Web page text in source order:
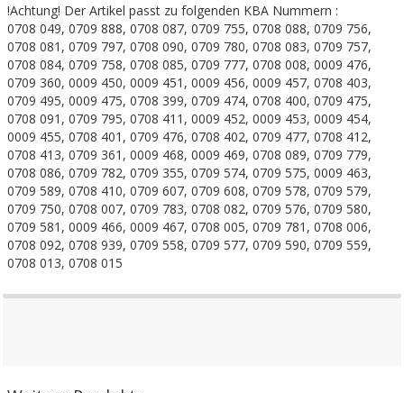
!Achtung! Der Artikel passt zu folgenden KBA Nummern :
0708 049, 0709 888, 0708 087, 0709 755, 0708 088, 0709 756,
0708 081, 0709 797, 0708 090, 0709 780, 0708 083, 0709 757,
0708 084, 0709 758, 0708 085, 0709 777, 0708 008, 0009 476,
0709 360, 0009 450, 0009 451, 0009 456, 0009 457, 0708 403,
0709 495, 0009 475, 0708 399, 0709 474, 0708 400, 0709 475,
0708 091, 0709 795, 0708 411, 0009 452, 0009 453, 0009 454,
0009 455, 0708 401, 0709 476, 0708 402, 0709 477, 0708 412,
0708 413, 0709 361, 0009 468, 0009 469, 0708 089, 0709 779,
0708 086, 0709 782, 0709 355, 0709 574, 0709 575, 0009 463,
0709 589, 0708 410, 0709 607, 0709 608, 0709 578, 0709 579,
0709 750, 0708 007, 0709 783, 0708 082, 0709 576, 0709 580,
0709 581, 0009 466, 0009 467, 0708 005, 0709 781, 0708 006,
0708 092, 0708 939, 0709 558, 0709 577, 0709 590, 0709 559,
0708 013, 0708 015